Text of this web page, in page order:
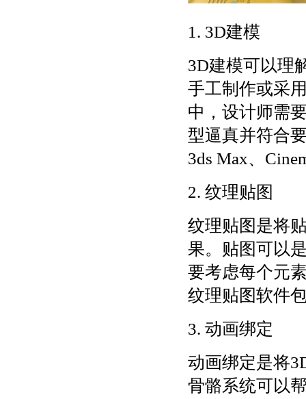
1. 3D建模
3D建模可以理
手工制作或采
中，设计师需
型逼真并符合
3ds Max、
2. 纹理贴图
纹理贴图是将
果。贴图可以
要考虑每个元
纹理贴图软件
3. 动画绑定
动画绑定是将
骨骼系统可以